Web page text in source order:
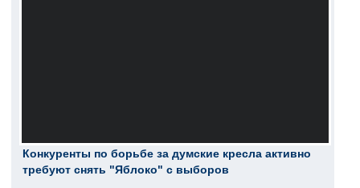
Конкуренты по борьбе за думские кресла активно
требуют снять "Яблоко" с выборов